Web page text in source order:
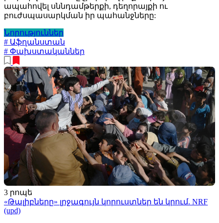
ապահովել սննդամթերքի, դեղորայքի ու
բուժսպասարկման իր պահանջները:
Նորություններ
# Աֆղանստան
# Փախստականներ
3 րոպե
«Թալիբները» լրջագույն կորուստներ են կրում. NRF
(upd)